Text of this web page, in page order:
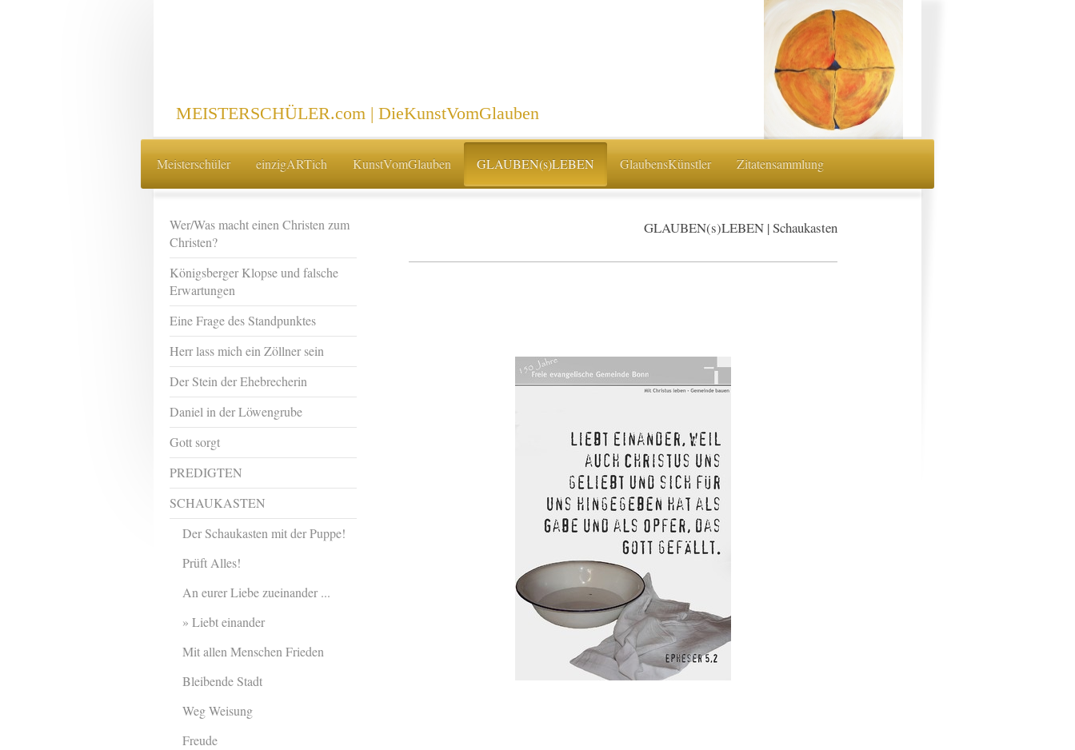
MEISTERSCHÜLER.com | DieKunstVomGlauben
Meisterschüler einzigARTich KunstVomGlauben GLAUBEN(s)LEBEN GlaubensKünstler Zitatensammlung
GLAUBEN(s)LEBEN | Schaukasten
Wer/Was macht einen Christen zum
Christen?
Königsberger Klopse und falsche
Erwartungen
Eine Frage des Standpunktes
Herr lass mich ein Zöllner sein
Der Stein der Ehebrecherin
Daniel in der Löwengrube
Gott sorgt
PREDIGTEN
SCHAUKASTEN
Der Schaukasten mit der Puppe!
Prüft Alles!
An eurer Liebe zueinander ...
Liebt einander
Mit allen Menschen Frieden
Bleibende Stadt
Weg Weisung
Freude